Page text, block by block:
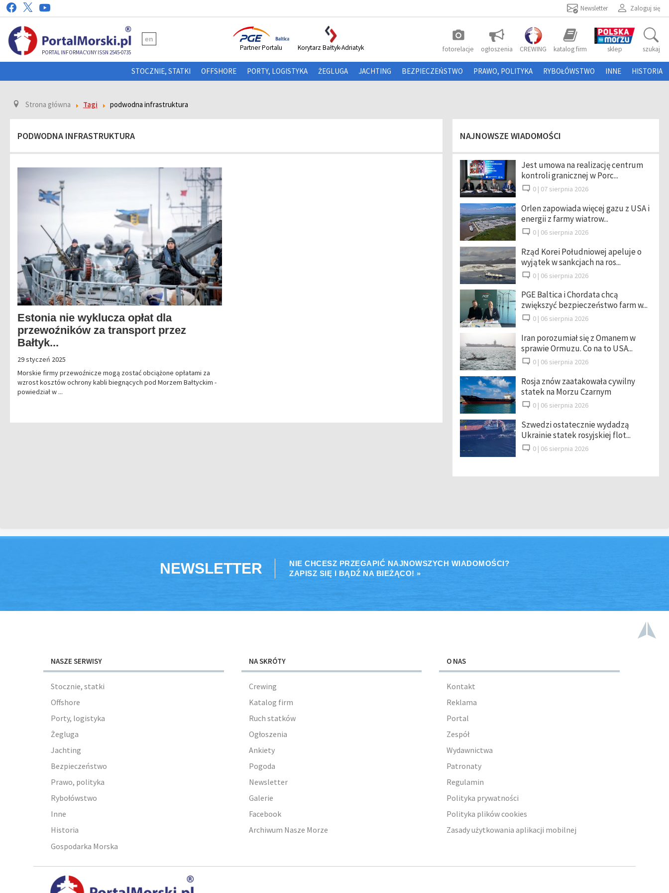
Zaloguj się
Newsletter
PORTAL INFORMACYJNY ISSN 2545-0735
en photo_camera
fotorelacje ogłoszenia CREWING katalog firm sklep szukaj
Partner Portalu Korytarz Bałtyk-Adriatyk
STOCZNIE, STATKI OFFSHORE PORTY, LOGISTYKA ŻEGLUGA JACHTING BEZPIECZEŃSTWO PRAWO, POLITYKA RYBOŁÓWSTWO INNE HISTORIA
Strona główna Tagi podwodna infrastruktura
PODWODNA INFRASTRUKTURA
Estonia nie wyklucza opłat dla
przewoźników za transport przez
Bałtyk...
29 styczeń 2025
Morskie firmy przewoźnicze mogą zostać obciążone opłatami za
wzrost kosztów ochrony kabli biegnących pod Morzem Bałtyckim -
powiedział w ...
NAJNOWSZE WIADOMOŚCI
Jest umowa na realizację centrum
kontroli granicznej w Porc...
0 | 07 sierpnia 2026
Orlen zapowiada więcej gazu z USA i
energii z farmy wiatrow...
0 | 06 sierpnia 2026
Rząd Korei Południowej apeluje o
wyjątek w sankcjach na ros...
0 | 06 sierpnia 2026
PGE Baltica i Chordata chcą
zwiększyć bezpieczeństwo farm w...
0 | 06 sierpnia 2026
Iran porozumiał się z Omanem w
sprawie Ormuzu. Co na to USA...
0 | 06 sierpnia 2026
Rosja znów zaatakowała cywilny
statek na Morzu Czarnym
0 | 06 sierpnia 2026
Szwedzi ostatecznie wydadzą
Ukrainie statek rosyjskiej flot...
0 | 06 sierpnia 2026
NEWSLETTER
NIE CHCESZ PRZEGAPIĆ NAJNOWSZYCH WIADOMOŚCI?
ZAPISZ SIĘ I BĄDŹ NA BIEŻĄCO! »
NASZE SERWISY
Stocznie, statki
Offshore
Porty, logistyka
Żegluga
Jachting
Bezpieczeństwo
Prawo, polityka
Rybołówstwo
Inne
Historia
Gospodarka Morska
NA SKRÓTY
Crewing
Katalog firm
Ruch statków
Ogłoszenia
Ankiety
Pogoda
Newsletter
Galerie
Facebook
Archiwum Nasze Morze
O NAS
Kontakt
Reklama
Portal
Zespół
Wydawnictwa
Patronaty
Regulamin
Polityka prywatności
Polityka plików cookies
Zasady użytkowania aplikacji mobilnej